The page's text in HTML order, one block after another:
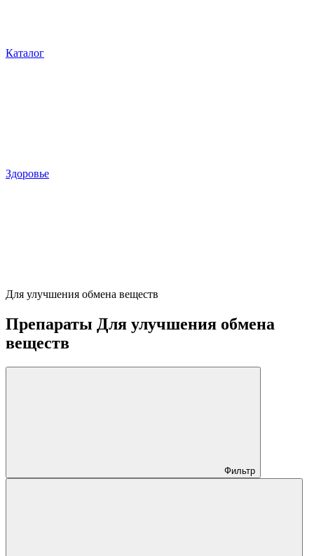
Каталог
Здоровье
Для улучшения обмена веществ
Препараты Для улучшения обмена
веществ
Фильтр